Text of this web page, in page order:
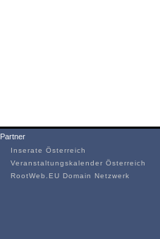
Partner
Inserate Österreich
Veranstaltungskalender Österreich
RootWeb.EU Domain Netzwerk